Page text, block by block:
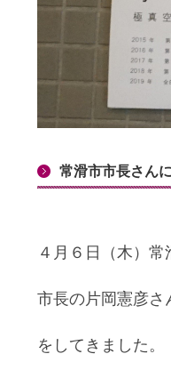
常滑市市長さん
４月６日（木）常
市長の片岡憲彦
をしてきました。